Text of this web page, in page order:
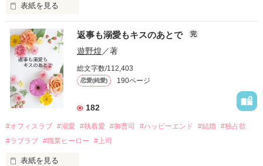
さらに、美桜が初めてだと知った哲平は
『責任をとる、結婚しよう』と真っ直ぐに告げてきた。
戸惑う美桜とは裏腹に、好きという気持ちを隠すことなく
甘やかしてくる。
そんなある日、哲平は美桜がストーカー被害に
遭っていることを知る。
美桜を守るため、哲平は同居を提案してきて――。
夏木美桜(なつきみお)
鳴海哲平 (なるみてっぺい)
表紙を見る
おかしな噂を流されて前の職場でうまくいかなかった梅田美
桜は、海外で傷心旅行をしていたところ、日本人美青年と出会
い、酒の勢いもあり一夜限りの関係となる。
帰国後、美桜は新しい職場でワンナイトした美青年と再会。
なんと彼の正体は、とある財閥御曹司にも関わらず、一族を離
れて起業した新進気鋭の実業家、社内でも冷徹だと評判な社長
――御影恭司その人だったのだ――！
なぜか恭司から飼い猫の世話係を命じられた美桜は、猫の世
の関係となってしまい――？
返事も溺愛もキスのあとで 完
遊野煌 ／著
総文字数/112,403
恋愛(純愛) 190ページ
182
#オフィスラブ #溺愛 #執着愛 #御曹司 #ハッピーエンド #結婚 #独占欲
#ラブラブ #職業ヒーロー #上司
表紙を見る